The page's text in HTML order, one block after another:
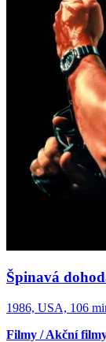
Špinavá
1986, USA, 106
Filmy / Akční